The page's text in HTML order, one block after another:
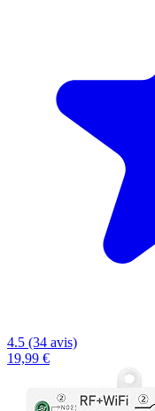
4.5 (34 avis)
19,99 €